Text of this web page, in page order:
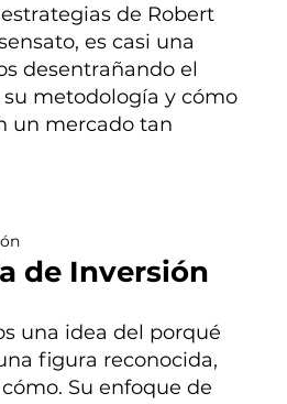
de Inversión
una idea del porqué
figura reconocida,
Su enfoque de
de Robert
es casi una
desentrañando el
metodología y cómo
un mercado tan